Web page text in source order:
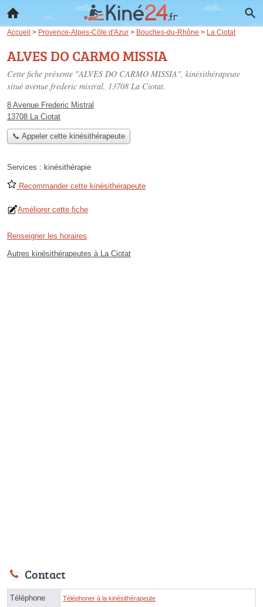
Accueil > Provence-Alpes-Côte d'Azur > Bouches-du-Rhône > La Ciotat
ALVES DO CARMO MISSIA
Cette fiche présente "ALVES DO CARMO MISSIA", kinésithérapeute
situé avenue frederic mistral, 13708 La Ciotat.
8 Avenue Frederic Mistral
13708 La Ciotat
📞 Appeler cette kinésithérapeute
Services : kinésithérapie
Recommander cette kinésithérapeute
Améliorer cette fiche
Renseigner les horaires
Autres kinésithérapeutes à La Ciotat
Contact
Téléphone Téléphoner à la kinésithérapeute